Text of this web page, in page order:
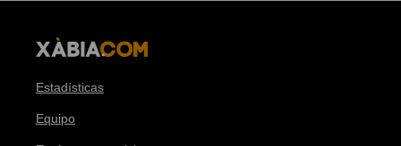
Estadísticas
Equipo